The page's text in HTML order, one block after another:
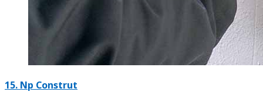
15. Np Construt